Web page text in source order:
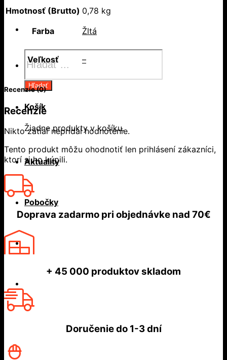
Products
search
Hľadať
Košík
Žiadne produkty v košíku.
Aktuality
Pobočky
Hmotnosť (Brutto) 0,78 kg
Farba
Žltá
Veľkosť –
Recenzie (0)
Recenzie
Nikto zatiaľ nepridal hodnotenie.
Tento produkt môžu ohodnotiť len prihlásení zákazníci,
ktorí si ho kúpili.
Doprava zadarmo pri objednávke nad 70€
+ 45 000 produktov skladom
Doručenie do1-3 dní